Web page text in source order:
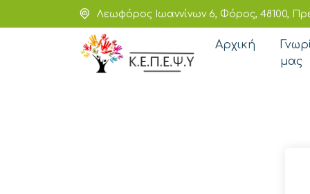
Λεωφόρος Ιωαννίνων 6, Φόρος, 48100,
Αρχική
μας